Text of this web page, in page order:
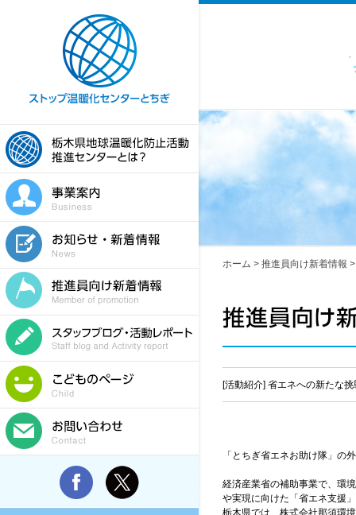
ホーム > 推進員向け新着情報
[活動紹介] 省エネへの新たな
「とちぎ省エネお助け隊」の
経済産業省の補助事業で、環
や実現に向けた「省エネ支援
栃木県では、株式会社那須環